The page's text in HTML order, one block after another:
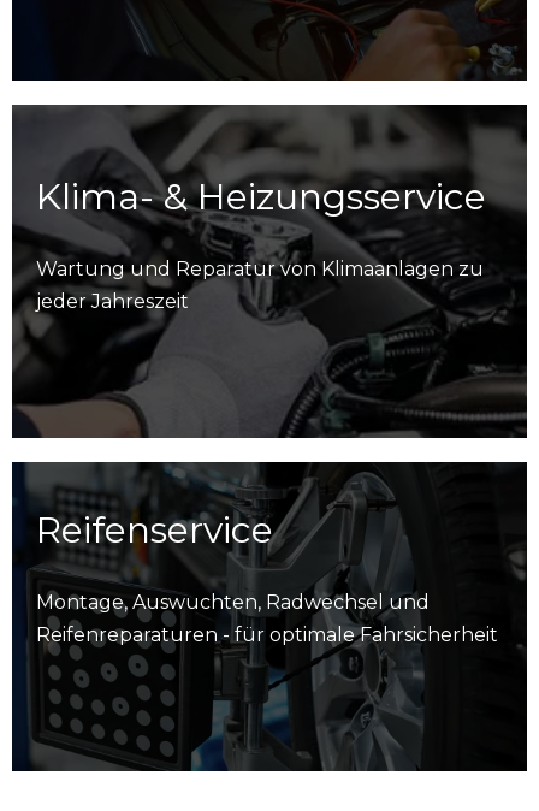
Klima- & Heizungsservice
Wartung und Reparatur von Klimaanlagen zu
jeder Jahreszeit
Reifenservice
Montage, Auswuchten, Radwechsel und
Reifenreparaturen - für optimale Fahrsicherheit